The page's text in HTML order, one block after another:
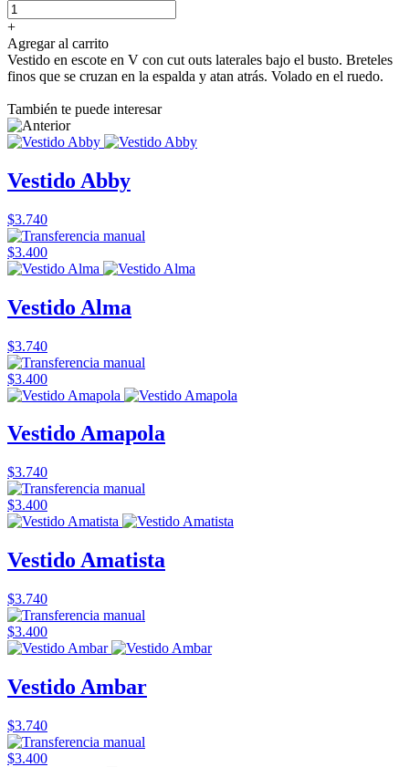
+
Agregar al carrito
Vestido en escote en V con cut outs laterales bajo el busto. Breteles
finos que se cruzan en la espalda y atan atrás. Volado en el ruedo.
También te puede interesar
Vestido Abby
$3.740
$3.400
Vestido Alma
$3.740
$3.400
Vestido Amapola
$3.740
$3.400
Vestido Amatista
$3.740
$3.400
Vestido Ambar
$3.740
$3.400